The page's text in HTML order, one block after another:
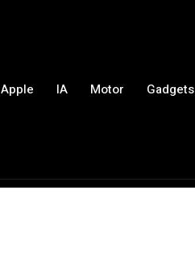
Apple IA Motor Gadgets